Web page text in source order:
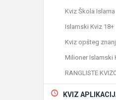
Kviz Škola Islama
Islamski Kviz 18+
Kviz opšteg
Milioner Islamski
RANGLISTE
KVIZ